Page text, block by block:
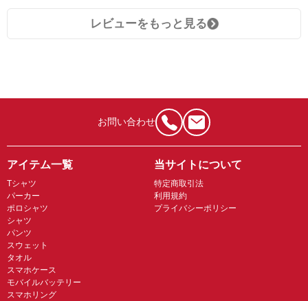
レビューをもっと見る
お問い合わせ
アイテム一覧
Tシャツ
パーカー
ポロシャツ
シャツ
パンツ
スウェット
タオル
スマホケース
モバイルバッテリー
スマホリング
当サイトについて
特定商取引法
利用規約
プライバシーポリシー